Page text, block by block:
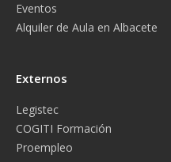
Eventos
Alquiler de Aula en Albacete
Externos
Legistec
COGITI Formación
Proempleo